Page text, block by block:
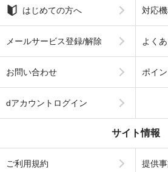
はじめての方へ 対応
メールサービス登録/解除 よく
お問い合わせ ポイ
dアカウントログイン
サイト情報
ご利用規約 提供